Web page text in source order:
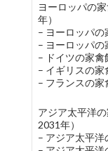
ヨーロッパの
年）
– ヨーロッパ
– ヨーロッパ
– ドイツの家
– イギリスの
– フランスの
アジア太平洋
2031年）
– アジア太平